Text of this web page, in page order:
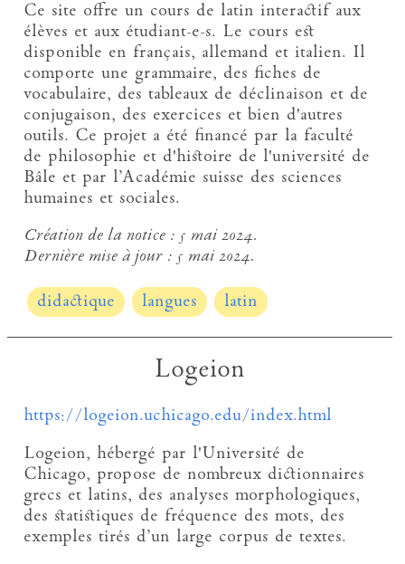
Ce site offre un cours de latin interactif aux
élèves et aux étudiant-e-s. Le cours est
disponible en français, allemand et italien. Il
comporte une grammaire, des fiches de
vocabulaire, des tableaux de déclinaison et de
conjugaison, des exercices et bien d'autres
outils. Ce projet a été financé par la faculté
de philosophie et d'histoire de l'université de
Bâle et par l’Académie suisse des sciences
humaines et sociales.
Création de la notice : 5 mai 2024.
Dernière mise à jour : 5 mai 2024.
didactique langues latin
Logeion
https://logeion.uchicago.edu/index.html
Logeion, hébergé par l'Université de
Chicago, propose de nombreux dictionnaires
grecs et latins, des analyses morphologiques,
des statistiques de fréquence des mots, des
exemples tirés d’un large corpus de textes.